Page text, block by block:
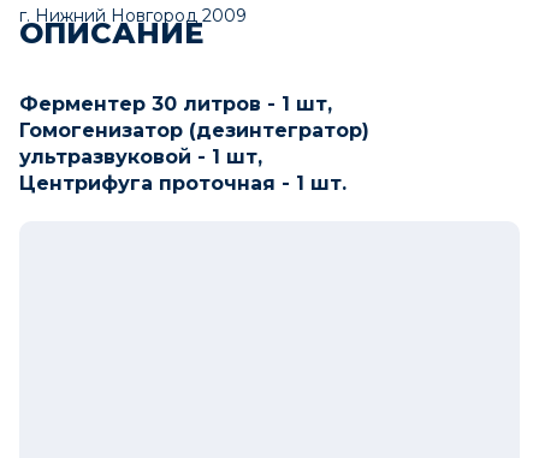
г. Нижний Новгород 2009
ОПИСАНИЕ
Ферментер 30 литров - 1 шт,
Гомогенизатор (дезинтегратор)
ультразвуковой - 1 шт,
Центрифуга проточная - 1 шт.